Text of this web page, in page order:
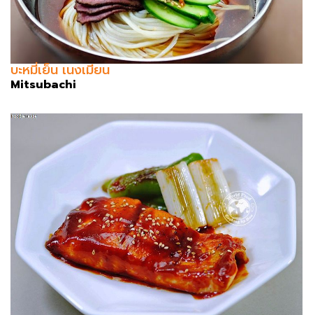
บะหมี่เย็น เนงเมียน
Mitsubachi